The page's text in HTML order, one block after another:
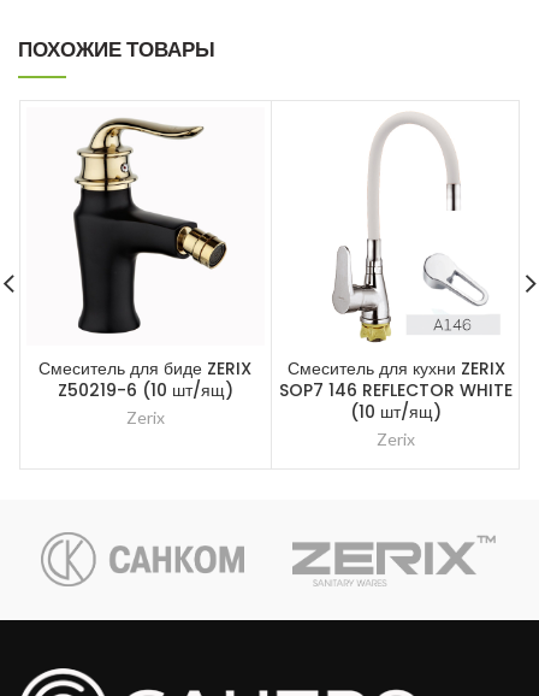
ПОХОЖИЕ ТОВАРЫ
Смеситель для биде ZERIX
Z50219-6 (10 шт/ящ)
Zerix
Смеситель для кухни ZERIX
SOP7 146 REFLECTOR WHITE
(10 шт/ящ)
Zerix